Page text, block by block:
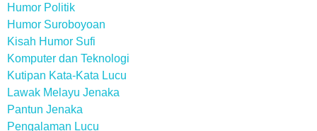
Humor Politik
Humor Suroboyoan
Kisah Humor Sufi
Komputer dan Teknologi
Kutipan Kata-Kata Lucu
Lawak Melayu Jenaka
Pantun Jenaka
Pengalaman Lucu